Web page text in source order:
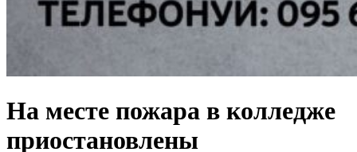
На месте пожара в колледже
приостановлены